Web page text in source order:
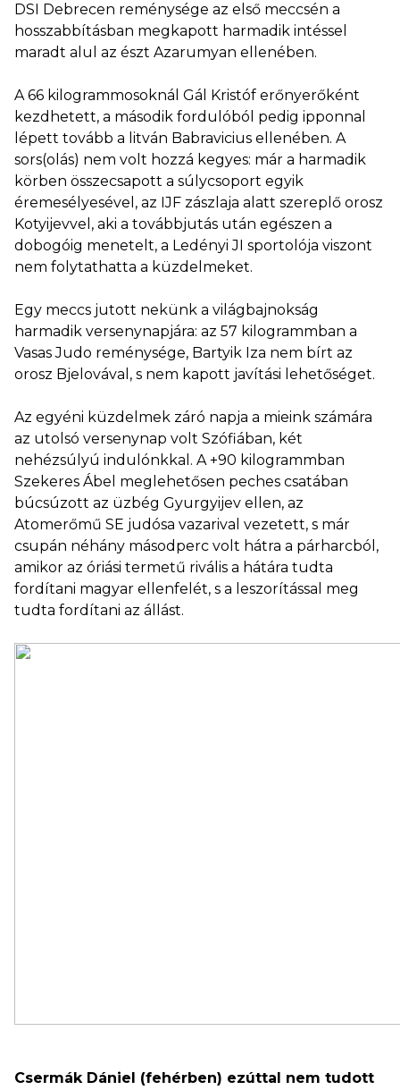
DSI Debrecen reménysége az első meccsén a
hosszabbításban megkapott harmadik intéssel
maradt alul az észt Azarumyan ellenében.
A 66 kilogrammosoknál Gál Kristóf erőnyerőként
kezdhetett, a második fordulóból pedig ipponnal
lépett tovább a litván Babravicius ellenében. A
sors(olás) nem volt hozzá kegyes: már a harmadik
körben összecsapott a súlycsoport egyik
éremesélyesével, az IJF zászlaja alatt szereplő orosz
Kotyijevvel, aki a továbbjutás után egészen a
dobogóig menetelt, a Ledényi JI sportolója viszont
nem folytathatta a küzdelmeket.
Egy meccs jutott nekünk a világbajnokság
harmadik versenynapjára: az 57 kilogrammban a
Vasas Judo reménysége, Bartyik Iza nem bírt az
orosz Bjelovával, s nem kapott javítási lehetőséget.
Az egyéni küzdelmek záró napja a mieink számára
az utolsó versenynap volt Szófiában, két
nehézsúlyú indulónkkal. A +90 kilogrammban
Szekeres Ábel meglehetősen peches csatában
búcsúzott az üzbég Gyurgyijev ellen, az
Atomerőmű SE judósa vazarival vezetett, s már
csupán néhány másodperc volt hátra a párharcból,
amikor az óriási termetű rivális a hátára tudta
fordítani magyar ellenfelét, s a leszorítással meg
tudta fordítani az állást.
Csermák Dániel (fehérben) ezúttal nem tudott